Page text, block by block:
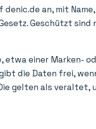
an, mit
Geschützt sind
etwa einer Marken-
die Daten frei,
gelten als veraltet,